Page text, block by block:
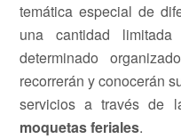
temática especial de
una cantidad
determinado
recorrerán y conocerán
servicios a través de
moquetas feriales.